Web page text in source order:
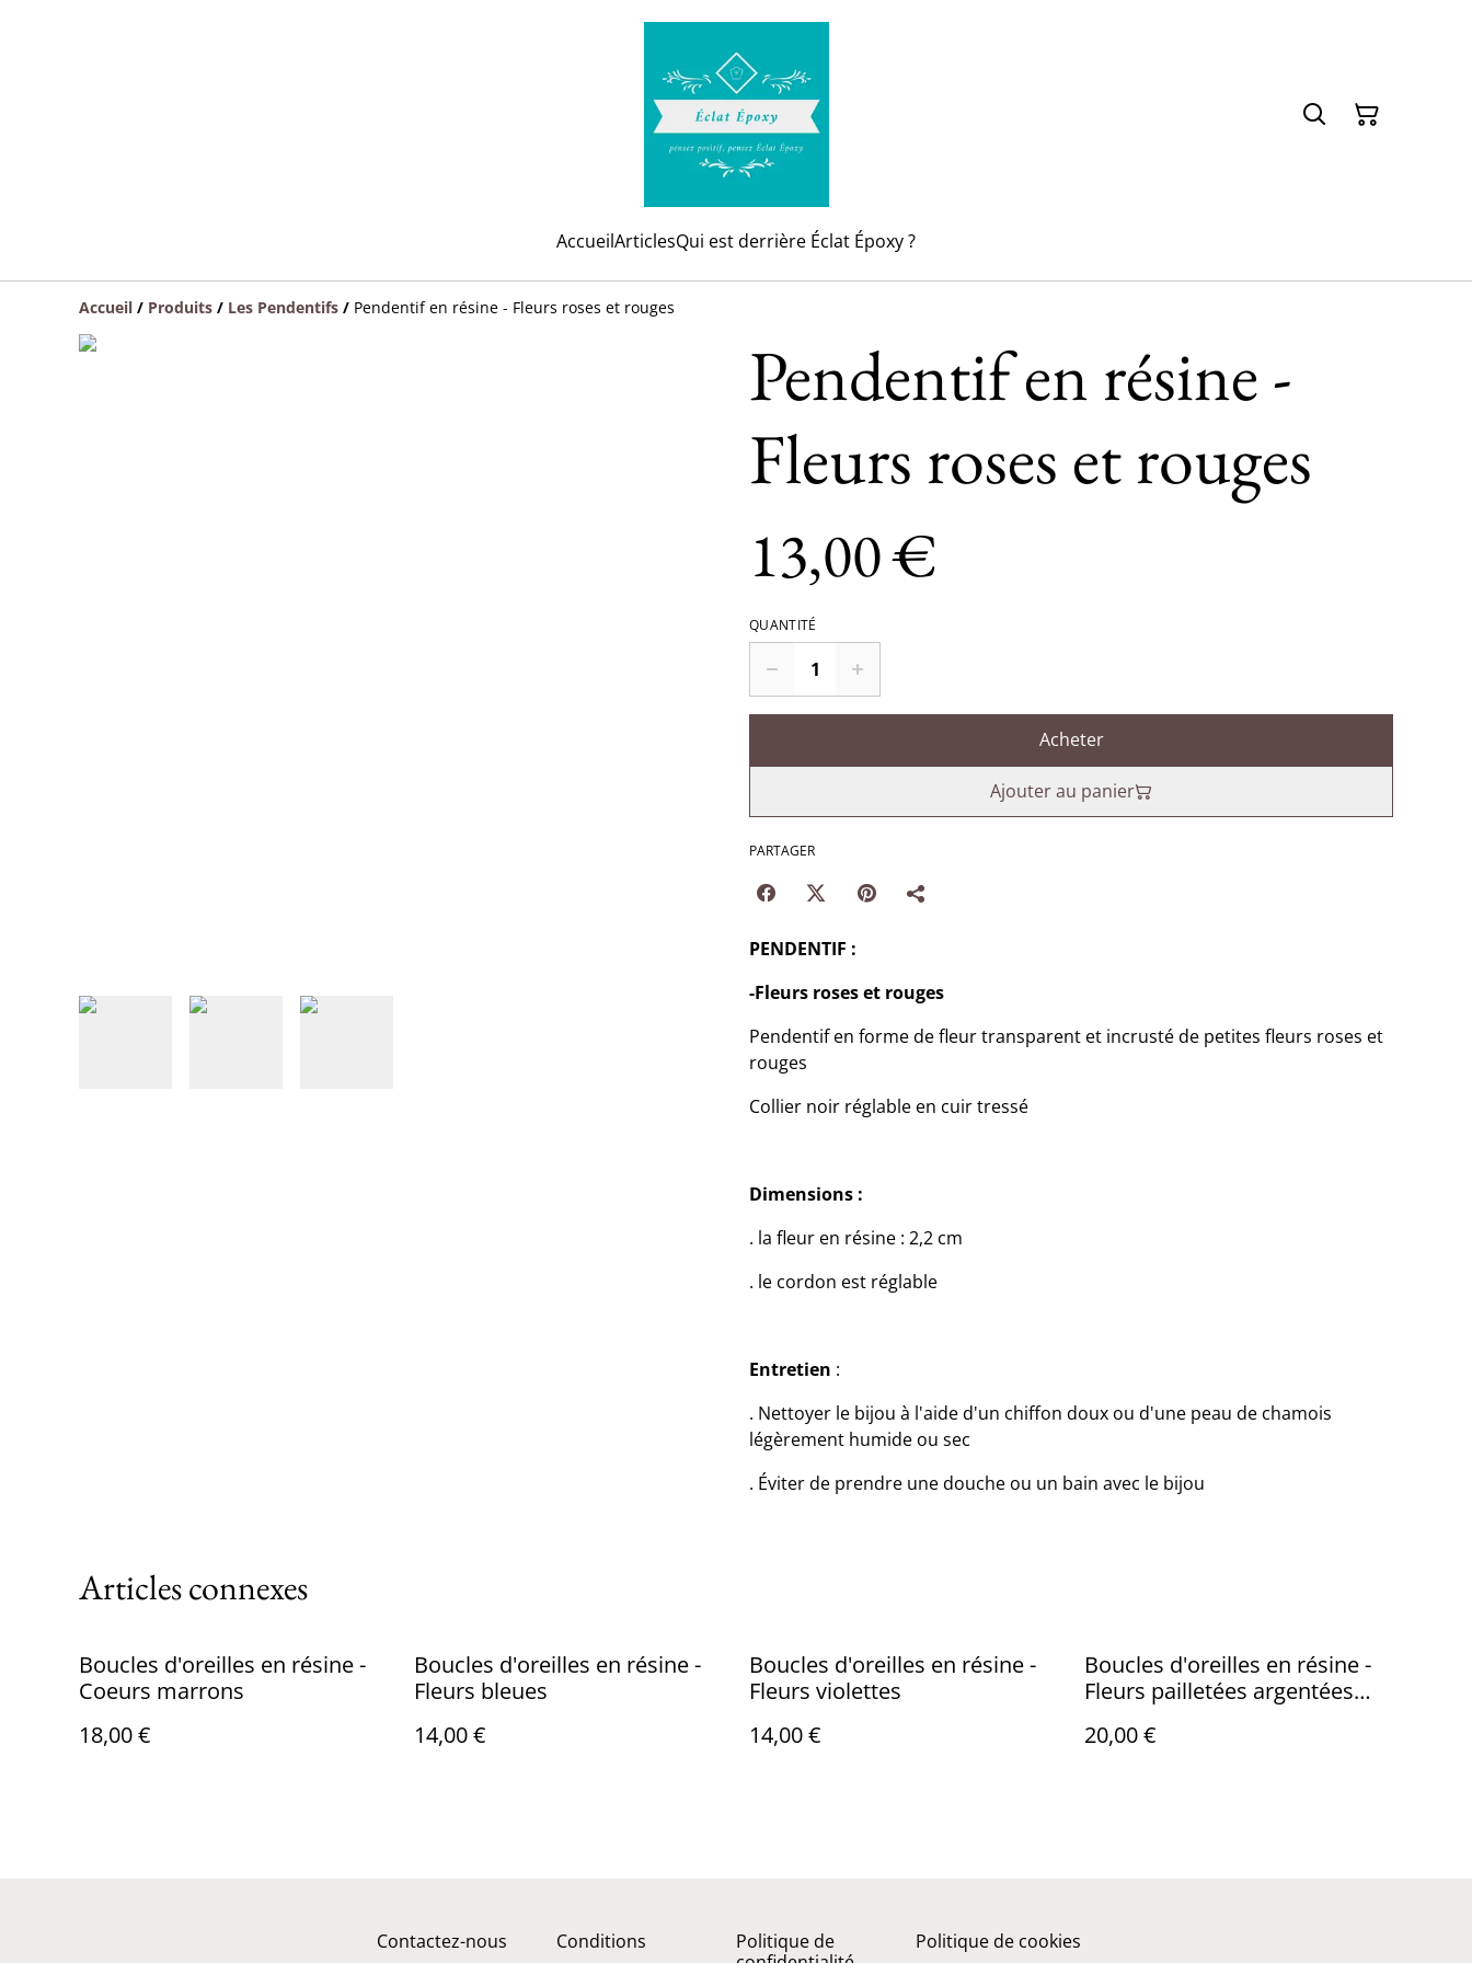
AccueilArticlesQui est derrière Éclat Époxy ?
Accueil / Produits / Les Pendentifs / Pendentif en résine - Fleurs roses et rouges
Pendentif en résine -
Fleurs roses et rouges
13,00 €
QUANTITÉ
Acheter
Ajouter au panier
PARTAGER
PENDENTIF :
-Fleurs roses et rouges
Pendentif en forme de fleur transparent et incrusté de petites fleurs roses et
rouges
Collier noir réglable en cuir tressé
Dimensions :
. la fleur en résine : 2,2 cm
. le cordon est réglable
Entretien :
. Nettoyer le bijou à l'aide d'un chiffon doux ou d'une peau de chamois
légèrement humide ou sec
. Éviter de prendre une douche ou un bain avec le bijou
Articles connexes
Boucles d'oreilles en résine -
Coeurs marrons
18,00 €
Boucles d'oreilles en résine -
Fleurs bleues
14,00 €
Boucles d'oreilles en résine -
Fleurs violettes
14,00 €
Boucles d'oreilles en résine -
Fleurs pailletées argentées
20,00 €
Contactez-nous Conditions
Politique de
Politique de cookies